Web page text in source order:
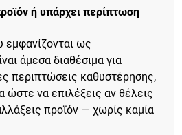
ή υπάρχει περίπτωση
εμφανίζονται ως
άμεσα διαθέσιμα για
περιπτώσεις καθυστέρησης,
ώστε να επιλέξεις αν θέλεις
προϊόν — χωρίς καμία